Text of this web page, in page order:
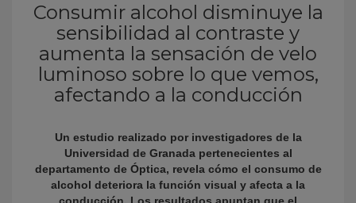
Consumir alcohol disminuye la
sensibilidad al contraste y
aumenta la sensación de velo
luminoso sobre lo que vemos,
afectando a la conducción
Un estudio realizado por investigadores de la
Universidad de Granada pertenecientes al
departamento de Óptica, revela cómo el consumo de
alcohol deteriora la función visual y afecta a la